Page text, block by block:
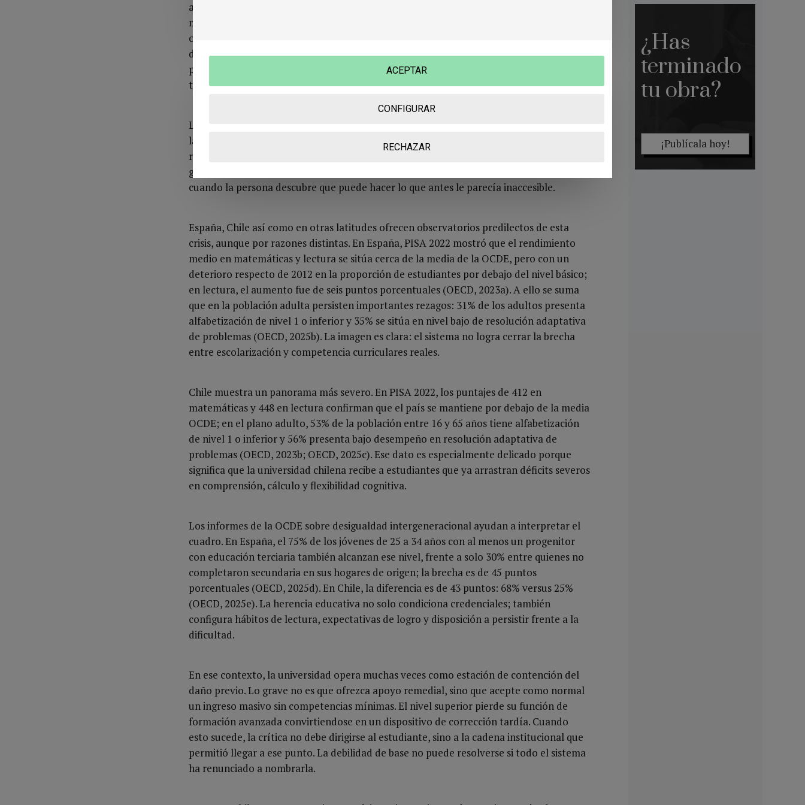
atenderse. Hay también una dimensión estructural: cuanto menos sabe hacer un joven,
más expuesto queda a la experiencia humillante de no poder responder a tareas
ordinarias. La ansiedad no surge solo de la presión, sino de la distancia entre el deseo
de competencia con la falta de medios para alcanzarla. En ese ocio aparecen la
procrastinación, el escape digital, la ironía defensiva y, en casos extremos, el rechazo a
todo esfuerzo.
La cultura del facilismo se alimenta de esa herida porque ofrece alivio inmediato: baja
la exigencia, ofrece excusas normalizando el fracaso. Pero el alivio no cura. La única
respuesta didáctica seria consiste en reconstruir la autoeficacia por medio de desafíos
graduales, evaluación honesta y experiencias de logro real. La inteligencia se robustece
cuando la persona descubre que puede hacer lo que antes le parecía inaccesible.
España, Chile así como en otras latitudes ofrecen observatorios predilectos de esta
crisis, aunque por razones distintas. En España, PISA 2022 mostró que el rendimiento
medio en matemáticas y lectura se sitúa cerca de la media de la OCDE, pero con un
deterioro respecto de 2012 en la proporción de estudiantes por debajo del nivel básico;
en lectura, el aumento fue de seis puntos porcentuales (OECD, 2023a). A ello se suma
que en la población adulta persisten importantes rezagos: 31% de los adultos presenta
alfabetización de nivel 1 o inferior y 35% se sitúa en nivel bajo de resolución adaptativa
de problemas (OECD, 2025b). La imagen es clara: el sistema no logra cerrar la brecha
entre escolarización y competencia curriculares reales.
Chile muestra un panorama más severo. En PISA 2022, los puntajes de 412 en
matemáticas y 448 en lectura confirman que el país se mantiene por debajo de la media
OCDE; en el plano adulto, 53% de la población entre 16 y 65 años tiene alfabetización
de nivel 1 o inferior y 56% presenta bajo desempeño en resolución adaptativa de
problemas (OECD, 2023b; OECD, 2025c). Ese dato es especialmente delicado porque
significa que la universidad chilena recibe a estudiantes que ya arrastran déficits severos
en comprensión, cálculo y flexibilidad cognitiva.
Los informes de la OCDE sobre desigualdad intergeneracional ayudan a interpretar el
cuadro. En España, el 75% de los jóvenes de 25 a 34 años con al menos un progenitor
con educación terciaria también alcanzan ese nivel, frente a solo 30% entre quienes no
completaron secundaria en sus hogares de origen; la brecha es de 45 puntos
porcentuales (OECD, 2025d). En Chile, la diferencia es de 43 puntos: 68% versus 25%
(OECD, 2025e). La herencia educativa no solo condiciona credenciales; también
configura hábitos de lectura, expectativas de logro y disposición a persistir frente a la
dificultad.
En ese contexto, la universidad opera muchas veces como estación de contención del
daño previo. Lo grave no es que ofrezca apoyo remedial, sino que acepte como normal
un ingreso masivo sin competencias mínimas. El nivel superior pierde su función de
formación avanzada convirtiendose en un dispositivo de corrección tardía. Cuando
esto sucede, la crítica no debe dirigirse al estudiante, sino a la cadena institucional que
permitió llegar a ese punto. La debilidad de base no puede resolverse si todo el sistema
ha renunciado a nombrarla.
¿Has
terminado
tu obra?
¡Publícala hoy!
RECHAZAR
CONFIGURAR
ACEPTAR